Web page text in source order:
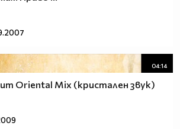
04:14
Oriental Mix (кристален звук)